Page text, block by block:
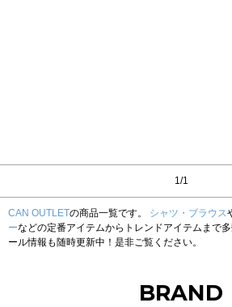
1/1
CAN OUTLETの商品一覧です。 シャツ・ブラウス
ーなどの定番アイテムからトレンドアイテムまで
ール情報も随時更新中！是非ご覧ください。
BRAND